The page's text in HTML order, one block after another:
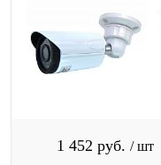
1 452 руб. / шт